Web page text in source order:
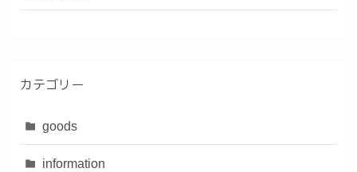
カテゴリー
goods
information